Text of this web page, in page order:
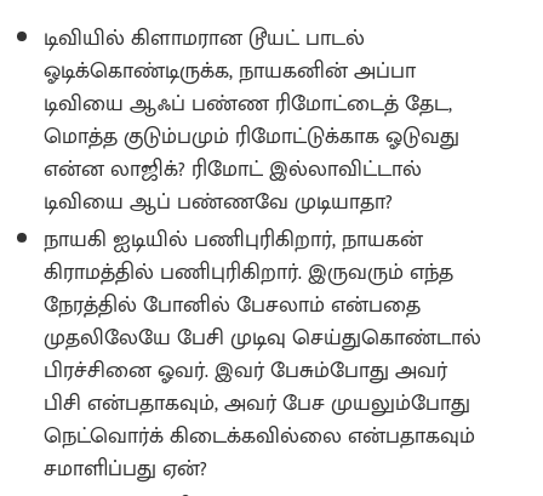
டிவியில் கிளாமரான டூயட் பாடல்
ஓடிக்கொண்டிருக்க, நாயகனின் அப்பா
டிவியை ஆஃப் பண்ண ரிமோட்டைத் தேட,
மொத்த குடும்பமும் ரிமோட்டுக்காக ஓடுவது
என்ன லாஜிக்? ரிமோட் இல்லாவிட்டால்
டிவியை ஆப் பண்ணவே முடியாதா?
நாயகி ஐடியில் பணிபுரிகிறார், நாயகன்
கிராமத்தில் பணிபுரிகிறார். இருவரும் எந்த
நேரத்தில் போனில் பேசலாம் என்பதை
முதலிலேயே பேசி முடிவு செய்துகொண்டால்
பிரச்சினை ஓவர். இவர் பேசும்போது அவர்
பிசி என்பதாகவும், அவர் பேச முயலும்போது
நெட்வொர்க் கிடைக்கவில்லை என்பதாகவும்
சமாளிப்பது ஏன்?